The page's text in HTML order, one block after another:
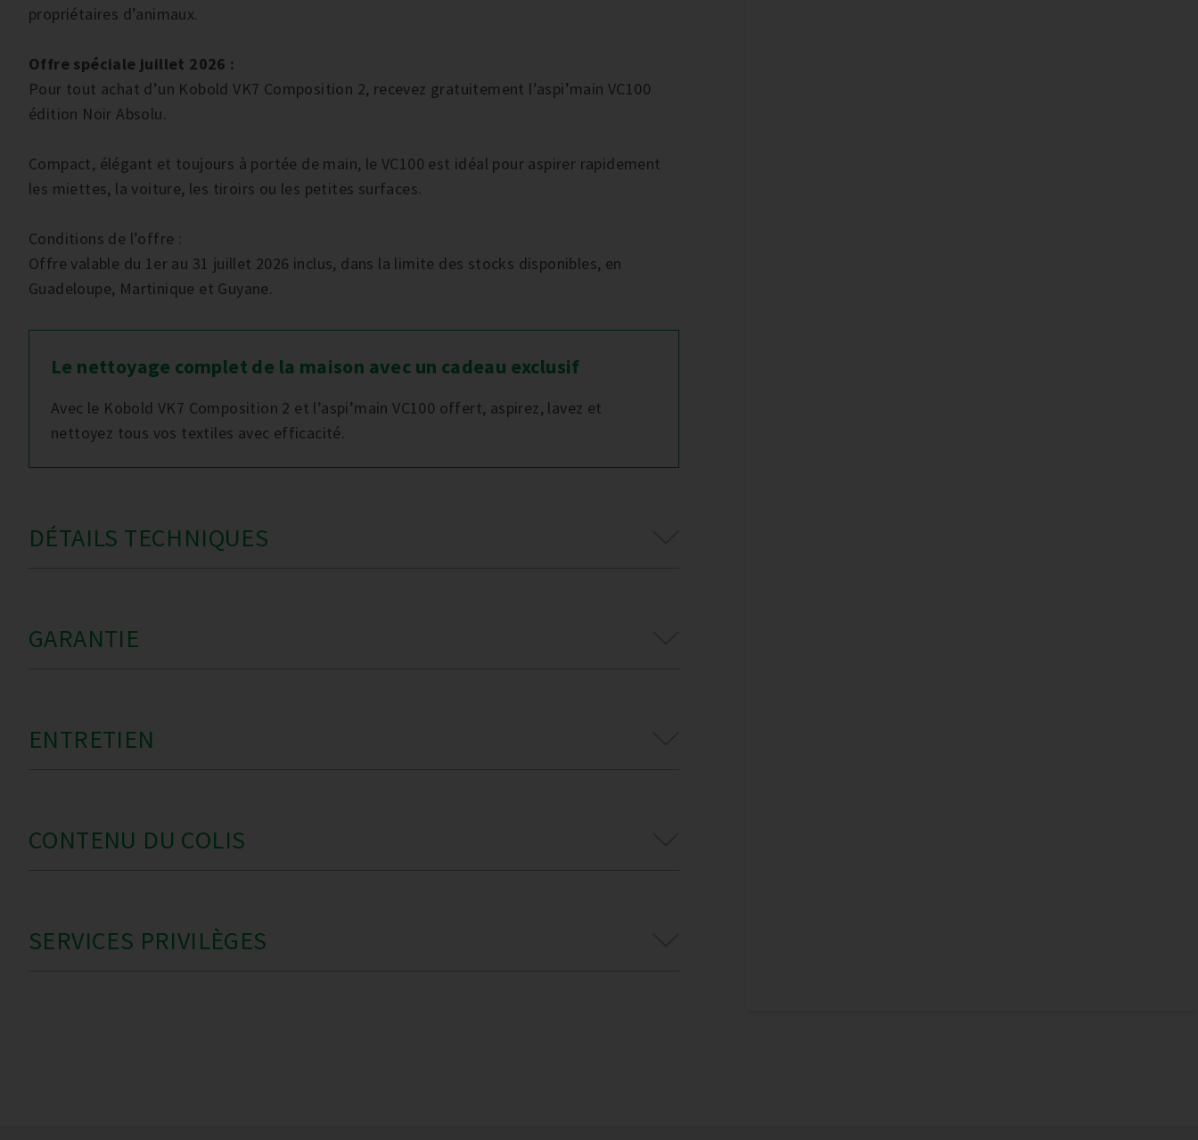
propriétaires d’animaux.
Offre spéciale juillet 2026 :
Pour tout achat d’un Kobold VK7 Composition 2, recevez gratuitement l’aspi’main VC100
édition Noir Absolu.
Compact, élégant et toujours à portée de main, le VC100 est idéal pour aspirer rapidement
les miettes, la voiture, les tiroirs ou les petites surfaces.
Conditions de l’offre :
Offre valable du 1er au 31 juillet 2026 inclus, dans la limite des stocks disponibles, en
Guadeloupe, Martinique et Guyane.
Le nettoyage complet de la maison avec un cadeau exclusif
Avec le Kobold VK7 Composition 2 et l’aspi’main VC100 offert, aspirez, lavez et
nettoyez tous vos textiles avec efficacité.
DÉTAILS TECHNIQUES
GARANTIE
ENTRETIEN
CONTENU DU COLIS
SERVICES PRIVILÈGES